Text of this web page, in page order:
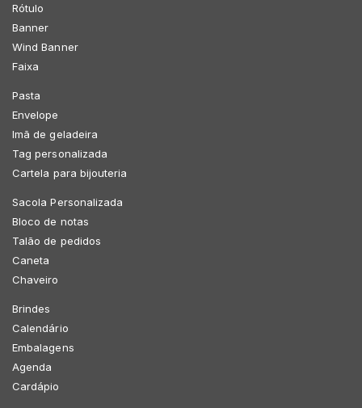
Rótulo
Banner
Wind Banner
Faixa
Pasta
Envelope
Imã de geladeira
Tag personalizada
Cartela para bijouteria
Sacola Personalizada
Bloco de notas
Talão de pedidos
Caneta
Chaveiro
Brindes
Calendário
Embalagens
Agenda
Cardápio